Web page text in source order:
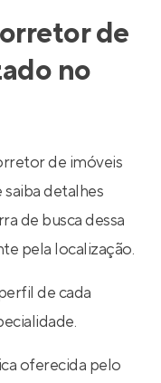
de
no
de imóveis
detalhes
de busca dessa
pela localização.
de cada
oferecida pelo